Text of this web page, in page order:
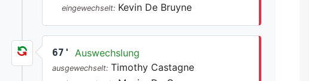
eingewechselt: Kevin De Bruyne
67' Auswechslung
ausgewechselt: Timothy Castagne